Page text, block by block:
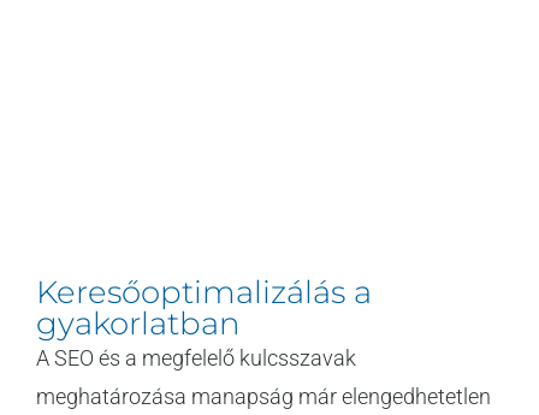
Keresőoptimalizálás a
gyakorlatban
A SEO és a megfelelő kulcsszavak
meghatározása manapság már elengedhetetlen